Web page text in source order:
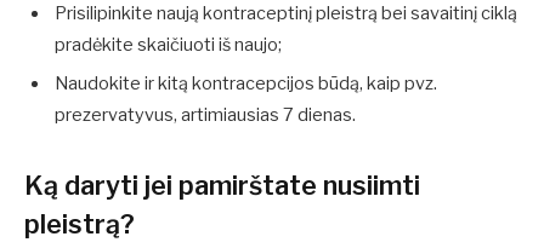
Prisilipinkite naują kontraceptinį pleistrą bei savaitinį ciklą
pradėkite skaičiuoti iš naujo;
Naudokite ir kitą kontracepcijos būdą, kaip pvz.
prezervatyvus, artimiausias 7 dienas.
Ką daryti jei pamirštate nusiimti
pleistrą?